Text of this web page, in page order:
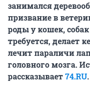
занимался
призвание в
роды у кошек,
требуется, делает
лечит параличи
головного мозга.
рассказывает74.RU.